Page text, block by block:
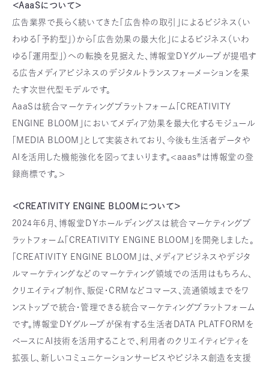
＜AaaSについて＞
広告業界で長らく続いてきた「広告枠の取引」によるビジネス（い
わゆる「予約型」）から「広告効果の最大化」によるビジネス（いわ
ゆる「運用型」）への転換を見据えた、博報堂ＤＹグループが提唱す
る広告メディアビジネスのデジタルトランスフォーメーションを果
たす次世代型モデルです。
AaaSは統合マーケティングプラットフォーム「CREATIVITY
ENGINE BLOOM」においてメディア効果を最大化するモジュール
「MEDIA BLOOM」として実装されており、今後も生活者データや
AIを活用した機能強化を図ってまいります。<aaas®は博報堂の登
録商標です。>
＜CREATIVITY ENGINE BLOOMについて＞
2024年6月、博報堂ＤＹホールディングスは統合マーケティングプ
ラットフォーム「CREATIVITY ENGINE BLOOM」を開発しました。
「CREATIVITY ENGINE BLOOM」は、メディアビジネスやデジタ
ルマーケティングなどのマーケティング領域での活用はもちろん、
クリエイティブ制作、販促・CRMなどコマース、流通領域までをワ
ンストップで統合・管理できる統合マーケティングプラットフォーム
です。博報堂ＤＹグループが保有する生活者DATA PLATFORMを
ベースにAI技術を活用することで、利用者のクリエイティビティを
拡張し、新しいコミュニケーションサービスやビジネス創造を支援